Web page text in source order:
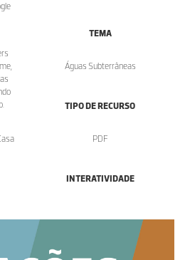
TEMA
Águas Subterrâneas
TIPO DE RECURSO
PDF
INTERATIVIDADE